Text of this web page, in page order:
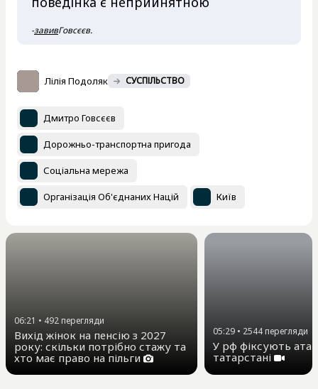
-завивГовсєєв.
Лілія Подоляк СУСПІЛЬСТВО
Дмитро Говсєєв
Дорожньо-транспортна пригода
Соціальна мережа
Організація Об'єднаних Націй Київ
06:21 • 492 перегляди
Вихід жінок на пенсію з 2027
року: скільки потрібно стажу та
хто має право на пільги
05:29 • 2544 перегляди
У рф фіксують
татарстані